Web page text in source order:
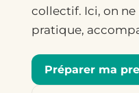
collectif. Ici, on ne
pratique,
Préparer ma